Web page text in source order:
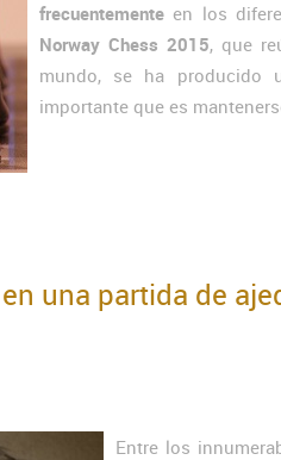
frecuentemente en los
Norway Chess 2015, que
mundo, se ha producido
importante que es
una partida de
Entre los